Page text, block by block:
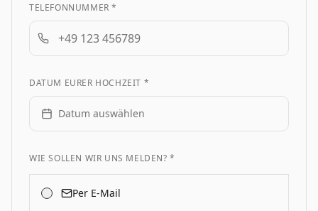
TELEFONNUMMER *
DATUM EURER HOCHZEIT *
Datum auswählen
WIE SOLLEN WIR UNS MELDEN? *
Per E-Mail